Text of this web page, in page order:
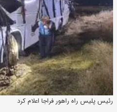
رئیس پلیس راه راهور فراجا اعلام کرد